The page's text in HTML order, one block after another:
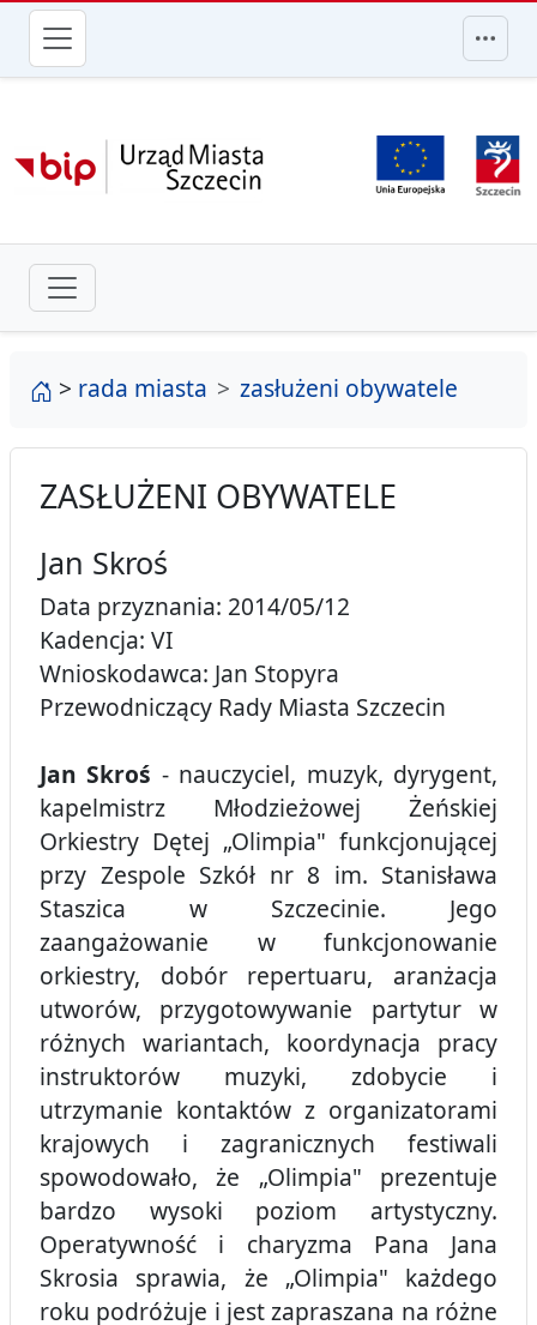
przejdź do głównego menu
strona główna
> rada miasta zasłużeni obywatele
ZASŁUŻENI OBYWATELE
Jan Skroś
Data przyznania: 2014/05/12
Kadencja: VI
Wnioskodawca: Jan Stopyra
Przewodniczący Rady Miasta Szczecin
Jan Skroś - nauczyciel, muzyk, dyrygent,
kapelmistrz Młodzieżowej Żeńskiej
Orkiestry Dętej „Olimpia" funkcjonującej
przy Zespole Szkół nr 8 im. Stanisława
Staszica w Szczecinie. Jego
zaangażowanie w funkcjonowanie
orkiestry, dobór repertuaru, aranżacja
utworów, przygotowywanie partytur w
różnych wariantach, koordynacja pracy
instruktorów muzyki, zdobycie i
utrzymanie kontaktów z organizatorami
krajowych i zagranicznych festiwali
spowodowało, że „Olimpia" prezentuje
bardzo wysoki poziom artystyczny.
Operatywność i charyzma Pana Jana
Skrosia sprawia, że „Olimpia" każdego
roku podróżuje i jest zapraszana na różne